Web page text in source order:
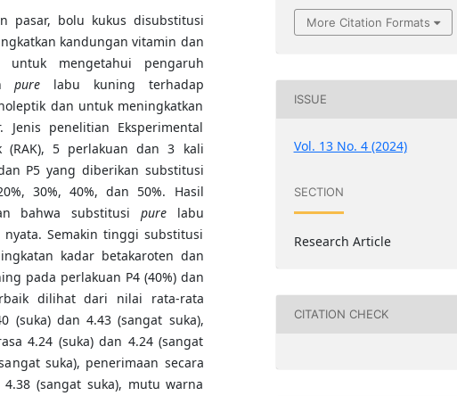
pasar, bolu kukus disubstitusi
kandungan vitamin dan
mengetahui pengaruh
pure labu kuning terhadap
dan untuk meningkatkan
penelitian Eksperimental
(RAK), 5 perlakuan dan 3 kali
P5 yang diberikan substitusi
30%, 40%, dan 50%. Hasil
bahwa substitusi purelabu
Semakin tinggi substitusi
kadar betakaroten dan
pada perlakuan P4 (40%) dan
dilihat dari nilai rata-rata
(suka) dan 4.43 (sangat suka),
4.24 (suka) dan 4.24 (sangat
suka), penerimaan secara
(sangat suka), mutu warna
More Citation Formats
ISSUE
Vol. 13 No. 4 (2024)
SECTION
Research Article
CITATION CHECK